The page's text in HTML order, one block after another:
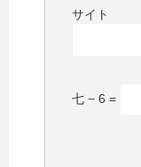
サイト
七 − 6 =